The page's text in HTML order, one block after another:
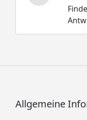
Allgemeine